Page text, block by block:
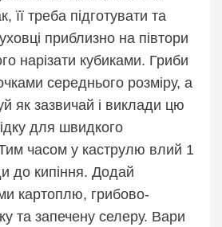
її треба підготувати та
приблизно на півтори
нарізати кубиками. Гриби
середнього розміру, а
як зазвичай і виклади цю
для швидкого
часом у каструлю влий 1
до кипіння. Додай
картоплю, грибово-
та запечену селеру. Вари